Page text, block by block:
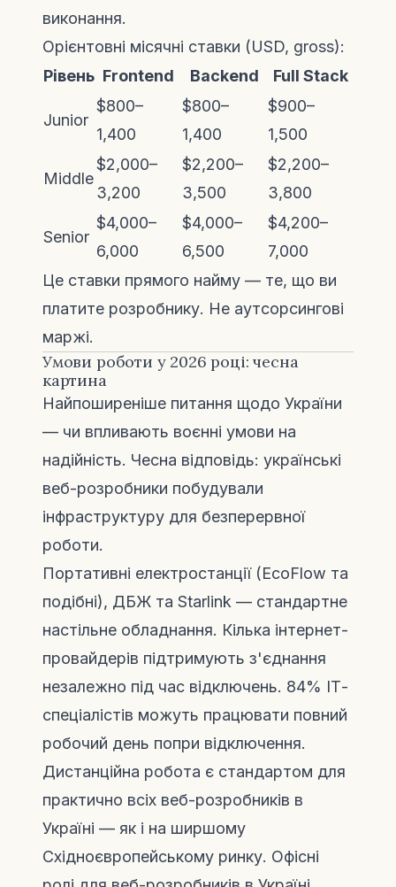
виконання.
Орієнтовні місячні ставки (USD, gross):
Рівень Frontend Backend Full Stack
Junior
$800–
1,400
$800–
1,400
$900–
1,500
Middle
$2,000–
3,200
$2,200–
3,500
$2,200–
3,800
Senior
$4,000–
6,000
$4,000–
6,500
$4,200–
7,000
Це ставки прямого найму — те, що ви
платите розробнику. Не аутсорсингові
маржі.
Умови роботи у 2026 році: чесна
картина
Найпоширеніше питання щодо України
— чи впливають воєнні умови на
надійність. Чесна відповідь: українські
веб-розробники побудували
інфраструктуру для безперервної
роботи.
Портативні електростанції (EcoFlow та
подібні), ДБЖ та Starlink — стандартне
настільне обладнання. Кілька інтернет-
провайдерів підтримують з'єднання
незалежно під час відключень. 84% ІТ-
спеціалістів можуть працювати повний
робочий день попри відключення.
Дистанційна робота є стандартом для
практично всіх веб-розробників в
Україні — як і на ширшому
Східноєвропейському ринку. Офісні